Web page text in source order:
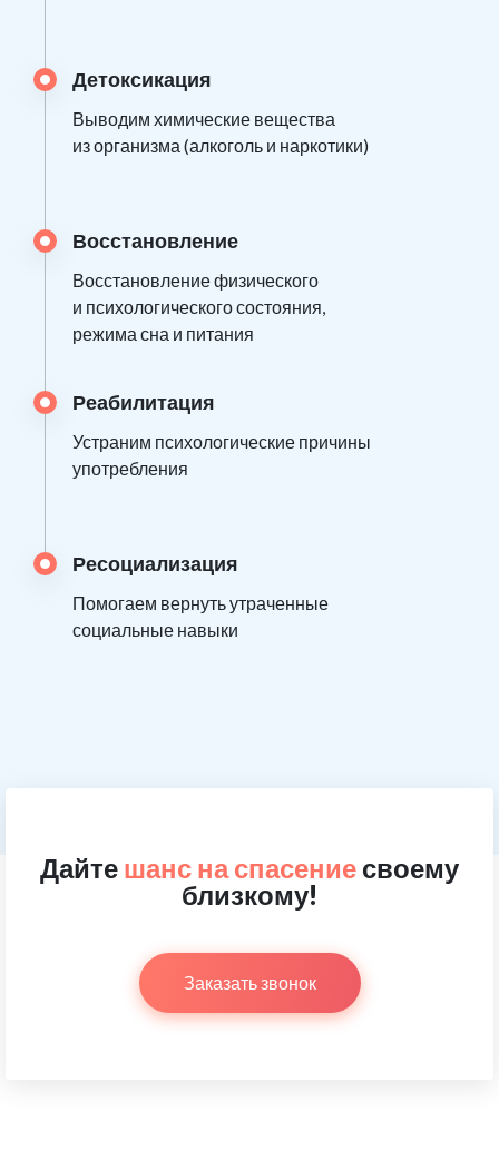
Детоксикация
Выводим химические вещества
из организма (алкоголь и наркотики)
Восстановление
Восстановление физического
и психологического состояния,
режима сна и питания
Реабилитация
Устраним психологические причины
употребления
Ресоциализация
Помогаем вернуть утраченные
социальные навыки
Дайте шанс на спасение своему
близкому!
Заказать звонок